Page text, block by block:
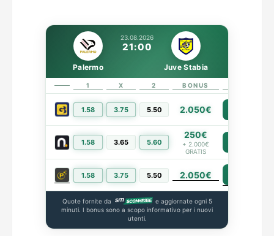
23.08.2026
21:00
Palermo Juve Stabia
1 X 2 BONUS
1.58 3.75 5.50 2.050€
1.58 3.65 5.60
250€
+ 2.000€
GRATIS
1.58 3.75 5.50 2.050€
Quote fornite da
e aggiornate ogni 5
minuti. I bonus sono a scopo informativo per i nuovi
utenti.